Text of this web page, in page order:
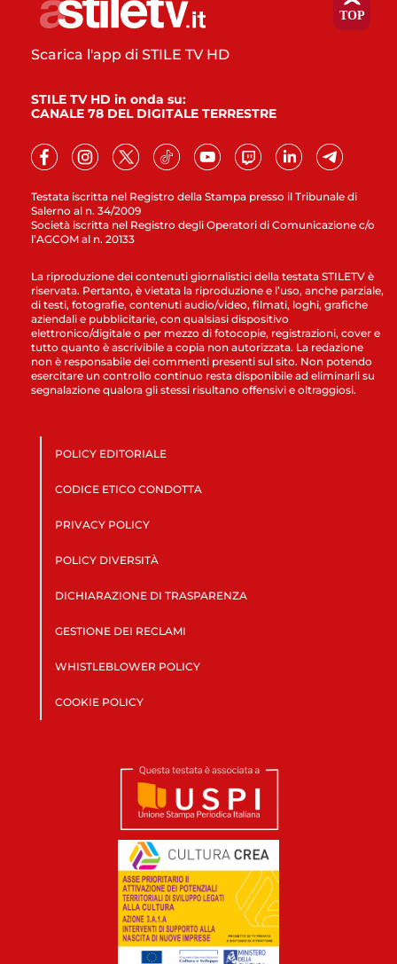
Testata iscritta nel Registro della Stampa presso il Tribunale di
Salerno al n. 34/2009
Società iscritta nel Registro degli Operatori di Comunicazione c/o
l’AGCOM al n. 20133
Scarica l'app di STILE TV HD
STILE TV HD in onda su:
CANALE 78 DEL DIGITALE TERRESTRE
La riproduzione dei contenuti giornalistici della testata STILETV è
riservata. Pertanto, è vietata la riproduzione e l’uso, anche parziale,
di testi, fotografie, contenuti audio/video, filmati, loghi, grafiche
aziendali e pubblicitarie, con qualsiasi dispositivo
elettronico/digitale o per mezzo di fotocopie, registrazioni, cover e
tutto quanto è ascrivibile a copia non autorizzata. La redazione
non è responsabile dei commenti presenti sul sito. Non potendo
esercitare un controllo continuo resta disponibile ad eliminarli su
segnalazione qualora gli stessi risultano offensivi e oltraggiosi.
POLICY EDITORIALE
CODICE ETICO CONDOTTA
PRIVACY POLICY
POLICY DIVERSITÀ
DICHIARAZIONE DI TRASPARENZA
GESTIONE DEI RECLAMI
WHISTLEBLOWER POLICY
COOKIE POLICY